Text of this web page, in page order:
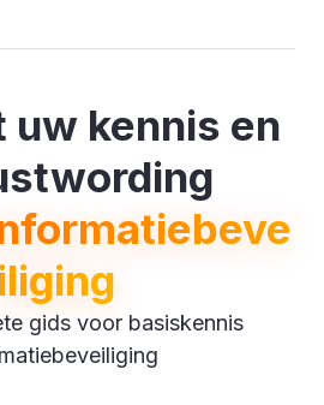
uw kennis en
iliging
gids voor basiskennis